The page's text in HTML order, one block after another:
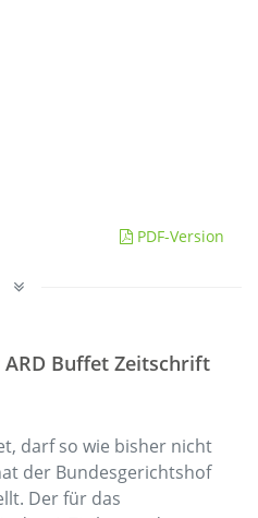
PDF-Version
Buffet Zeitschrift
darf so wie bisher nicht
der Bundesgerichtshof
Der für das